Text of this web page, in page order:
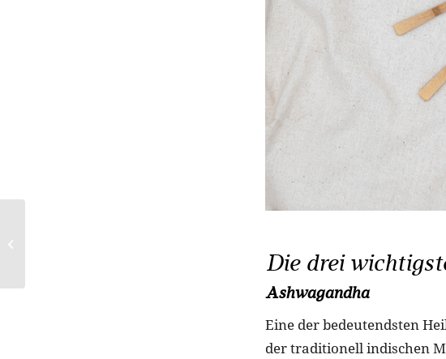
Die drei
Ashwagandha
Eine der bedeutendsten
der traditionell indischen